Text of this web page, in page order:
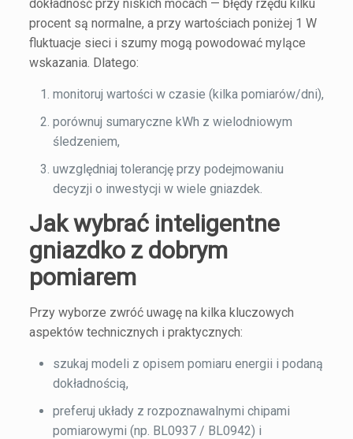
dokładność przy niskich mocach — błędy rzędu kilku
procent są normalne, a przy wartościach poniżej 1 W
fluktuacje sieci i szumy mogą powodować mylące
wskazania. Dlatego:
monitoruj wartości w czasie (kilka pomiarów/dni),
porównuj sumaryczne kWh z wielodniowym
śledzeniem,
uwzględniaj tolerancję przy podejmowaniu
decyzji o inwestycji w wiele gniazdek.
Jak wybrać inteligentne
gniazdko z dobrym
pomiarem
Przy wyborze zwróć uwagę na kilka kluczowych
aspektów technicznych i praktycznych:
szukaj modeli z opisem pomiaru energii i podaną
dokładnością,
preferuj układy z rozpoznawalnymi chipami
pomiarowymi (np. BL0937 / BL0942) i